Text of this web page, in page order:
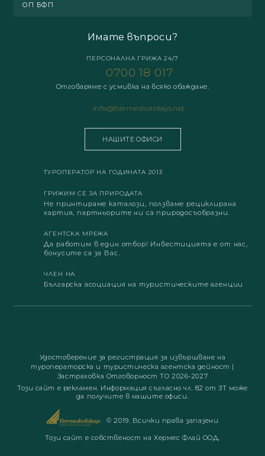
ОП БФП
Имате въпроси?
ПЕРСОНАЛНА ГРИЖА 24/7
0700 18 017
Отговаряме с усмивка на всяко обаждане.
info@hermesholidays.net
НАШИТЕ ОФИСИ
ТУРОПЕРАТОР НА ГОДИНАТА 2013
ГРИЖИМ СЕ ЗА ПРИРОДАТА
Не принтираме каталози, ползваме рециклирана
хартия, партньорите ни са природосъобразни.
АГЕНТСКА МРЕЖА
Да работим в един отбор! Инвестицията е от нас,
бонусите са за Вас.
ЧЛЕН НА
Българска асоциация на туристическите агенции
Удостоверение за регистрация за извършване на
туроператорска и туристическа агентска дейност |
Застраховка Отговорност ТО 2026-2027
Този сайт е рекламен. Информация съгласно чл. 82 от ЗТ може
да получите в нашите офиси.
© 2019. Всички права запазени
Този сайт е собственост на Хермес Флай ООД.